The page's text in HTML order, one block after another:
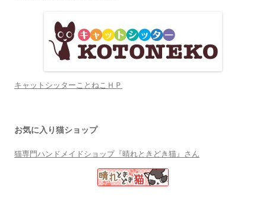
キャットシッターことねこＨＰ
お気に入り猫ショップ
猫専門ハンドメイドショップ『晴れときどき猫』さん